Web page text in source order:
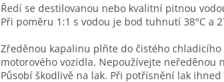
Ředí se destilovanou nebo kvalitní pitnou
Při poměru 1:1 s vodou je bod tuhnutí 38°C a
Zředěnou kapalinu plňte do čistého
motorového vozidla. Nepoužívejte neředěnou
Působí škodlivě na lak. Při potřísnění lak